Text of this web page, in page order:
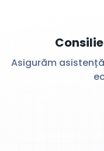
Asigurăm